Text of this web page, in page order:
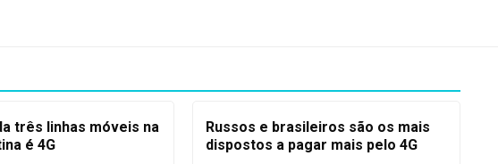
três linhas móveis na
é 4G
Russos e brasileiros são os mais
dispostos a pagar mais pelo 4G